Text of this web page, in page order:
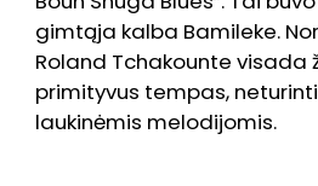
gimtąja kalba Bamileke.
Roland Tchakounte
primityvus tempas,
laukinėmis melodijomis.